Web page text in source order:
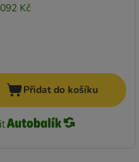
Kč
Přidat do košíku